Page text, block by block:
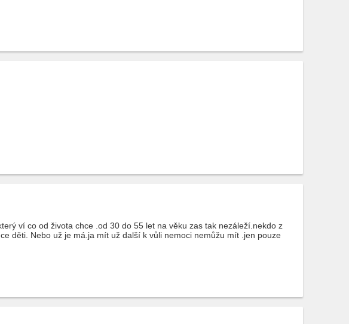
ví co od života chce .od 30 do 55 let na věku zas tak nezáleží.nekdo z
děti. Nebo už je má.ja mít už další k vůli nemoci nemůžu mít .jen pouze